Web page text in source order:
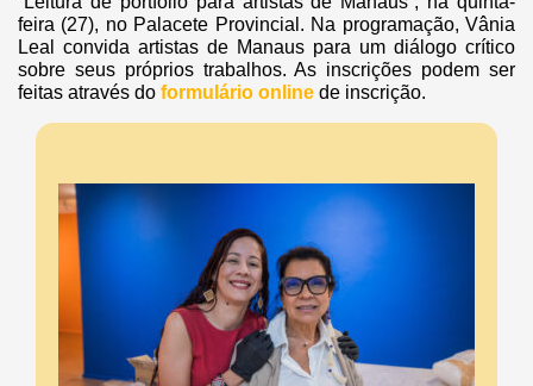
feira (27), no Palacete Provincial. Na programação, Vânia
Leal convida artistas de Manaus para um diálogo crítico
sobre seus próprios trabalhos. As inscrições podem ser
feitas através do formulário online de inscrição.